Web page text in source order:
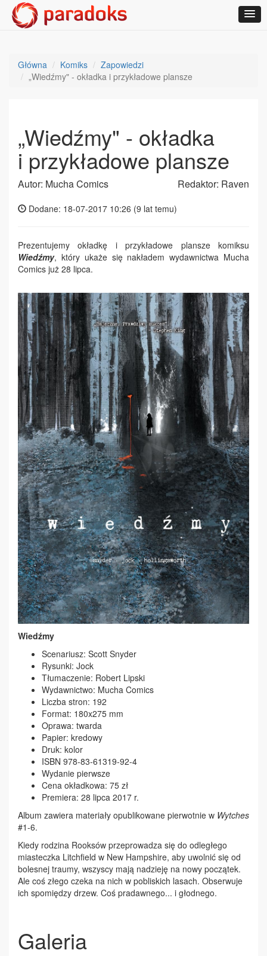
Główna Komiks
Zapowiedzi
„Wiedźmy" - okładka i przykładowe plansze
„Wiedźmy" - okładka
i przykładowe plansze
Autor: Mucha Comics Redaktor: Raven
Dodane: 18-07-2017 10:26 (9 lat temu)
Prezentujemy okładkę i przykładowe plansze komiksu
Wiedźmy, który ukaże się nakładem wydawnictwa Mucha
Comics już 28 lipca.
Wiedźmy
Scenariusz: Scott Snyder
Rysunki: Jock
Tłumaczenie: Robert Lipski
Wydawnictwo: Mucha Comics
Liczba stron: 192
Format: 180x275 mm
Oprawa: twarda
Papier: kredowy
Druk: kolor
ISBN 978-83-61319-92-4
Wydanie pierwsze
Cena okładkowa: 75 zł
Premiera: 28 lipca 2017 r.
Album zawiera materiały opublikowane pierwotnie w Wytches
#1-6.
Kiedy rodzina Rooksów przeprowadza się do odległego
miasteczka Litchfield w New Hampshire, aby uwolnić się od
bolesnej traumy, wszyscy mają nadzieję na nowy początek.
Ale coś złego czeka na nich w pobliskich lasach. Obserwuje
ich spomiędzy drzew. Coś pradawnego... i głodnego.
Galeria